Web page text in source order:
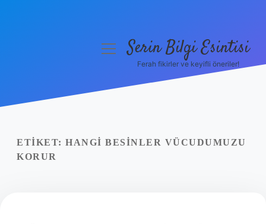
Yasal Uyarı
menüyüSerin Bilgi Esintisi
Ferah fikirler ve keyifli öneriler!
ETIKET: HANGI BESINLER VÜCUDUMUZU
KORUR